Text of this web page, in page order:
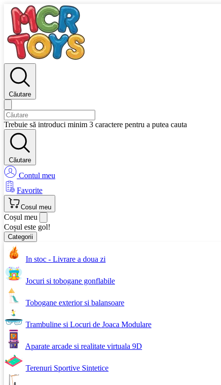
Căutare
Trebuie să introduci minim 3 caractere pentru a putea cauta
Căutare
Contul meu
Favorite
Cosul meu
Coșul meu
Coșul este gol!
Categorii
In stoc - Livrare a doua zi
Jocuri si tobogane gonflabile
Tobogane exterior si balansoare
Trambuline si Locuri de Joaca Modulare
Aparate arcade si realitate virtuala 9D
Terenuri Sportive Sintetice